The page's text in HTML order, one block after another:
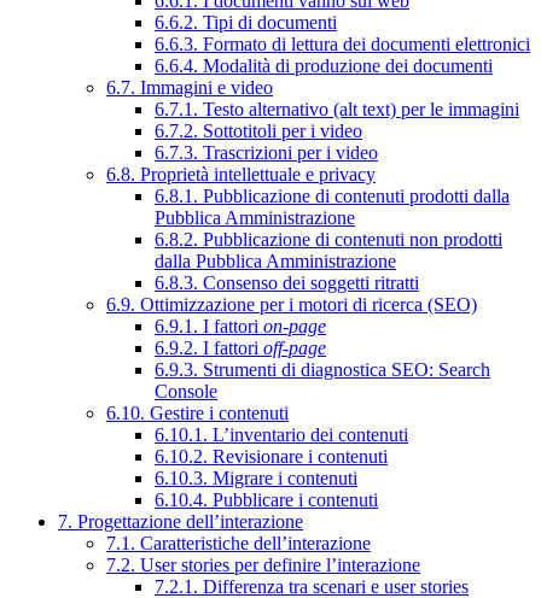
6.6.2. Tipi di documenti
6.6.3. Formato di lettura dei documenti elettronici
6.6.4. Modalità di produzione dei documenti
6.7. Immagini e video
6.7.1. Testo alternativo (alt text) per le immagini
6.7.2. Sottotitoli per i video
6.7.3. Trascrizioni per i video
6.8. Proprietà intellettuale e privacy
6.8.1. Pubblicazione di contenuti prodotti dalla
Pubblica Amministrazione
6.8.2. Pubblicazione di contenuti non prodotti
dalla Pubblica Amministrazione
6.8.3. Consenso dei soggetti ritratti
6.9. Ottimizzazione per i motori di ricerca (SEO)
6.9.1. I fattori on-page
6.9.2. I fattori off-page
6.9.3. Strumenti di diagnostica SEO: Search
Console
6.10. Gestire i contenuti
6.10.1. L’inventario dei contenuti
6.10.2. Revisionare i contenuti
6.10.3. Migrare i contenuti
6.10.4. Pubblicare i contenuti
7. Progettazione dell’interazione
7.1. Caratteristiche dell’interazione
7.2. User stories per definire l’interazione
7.2.1. Differenza tra scenari e user stories